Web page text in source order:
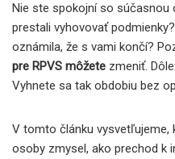
Nie ste spokojní so súčasnou
prestali vyhovovať
oznámila, že s vami končí?
pre RPVS môžete zmeniť.
Vyhnete sa tak obdobiu bez
V tomto článku vysvetľujeme,
osoby zmysel, ako prechod k